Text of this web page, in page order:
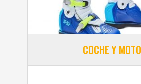
COCHE Y MOTO